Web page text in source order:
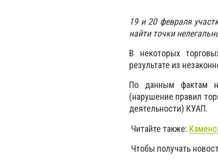
19 и 20 февраля
найти точки
В некоторых
результате из
По данным фактам
(нарушение правил
деятельности) КУАП.
Читайте также:
Чтобы получать